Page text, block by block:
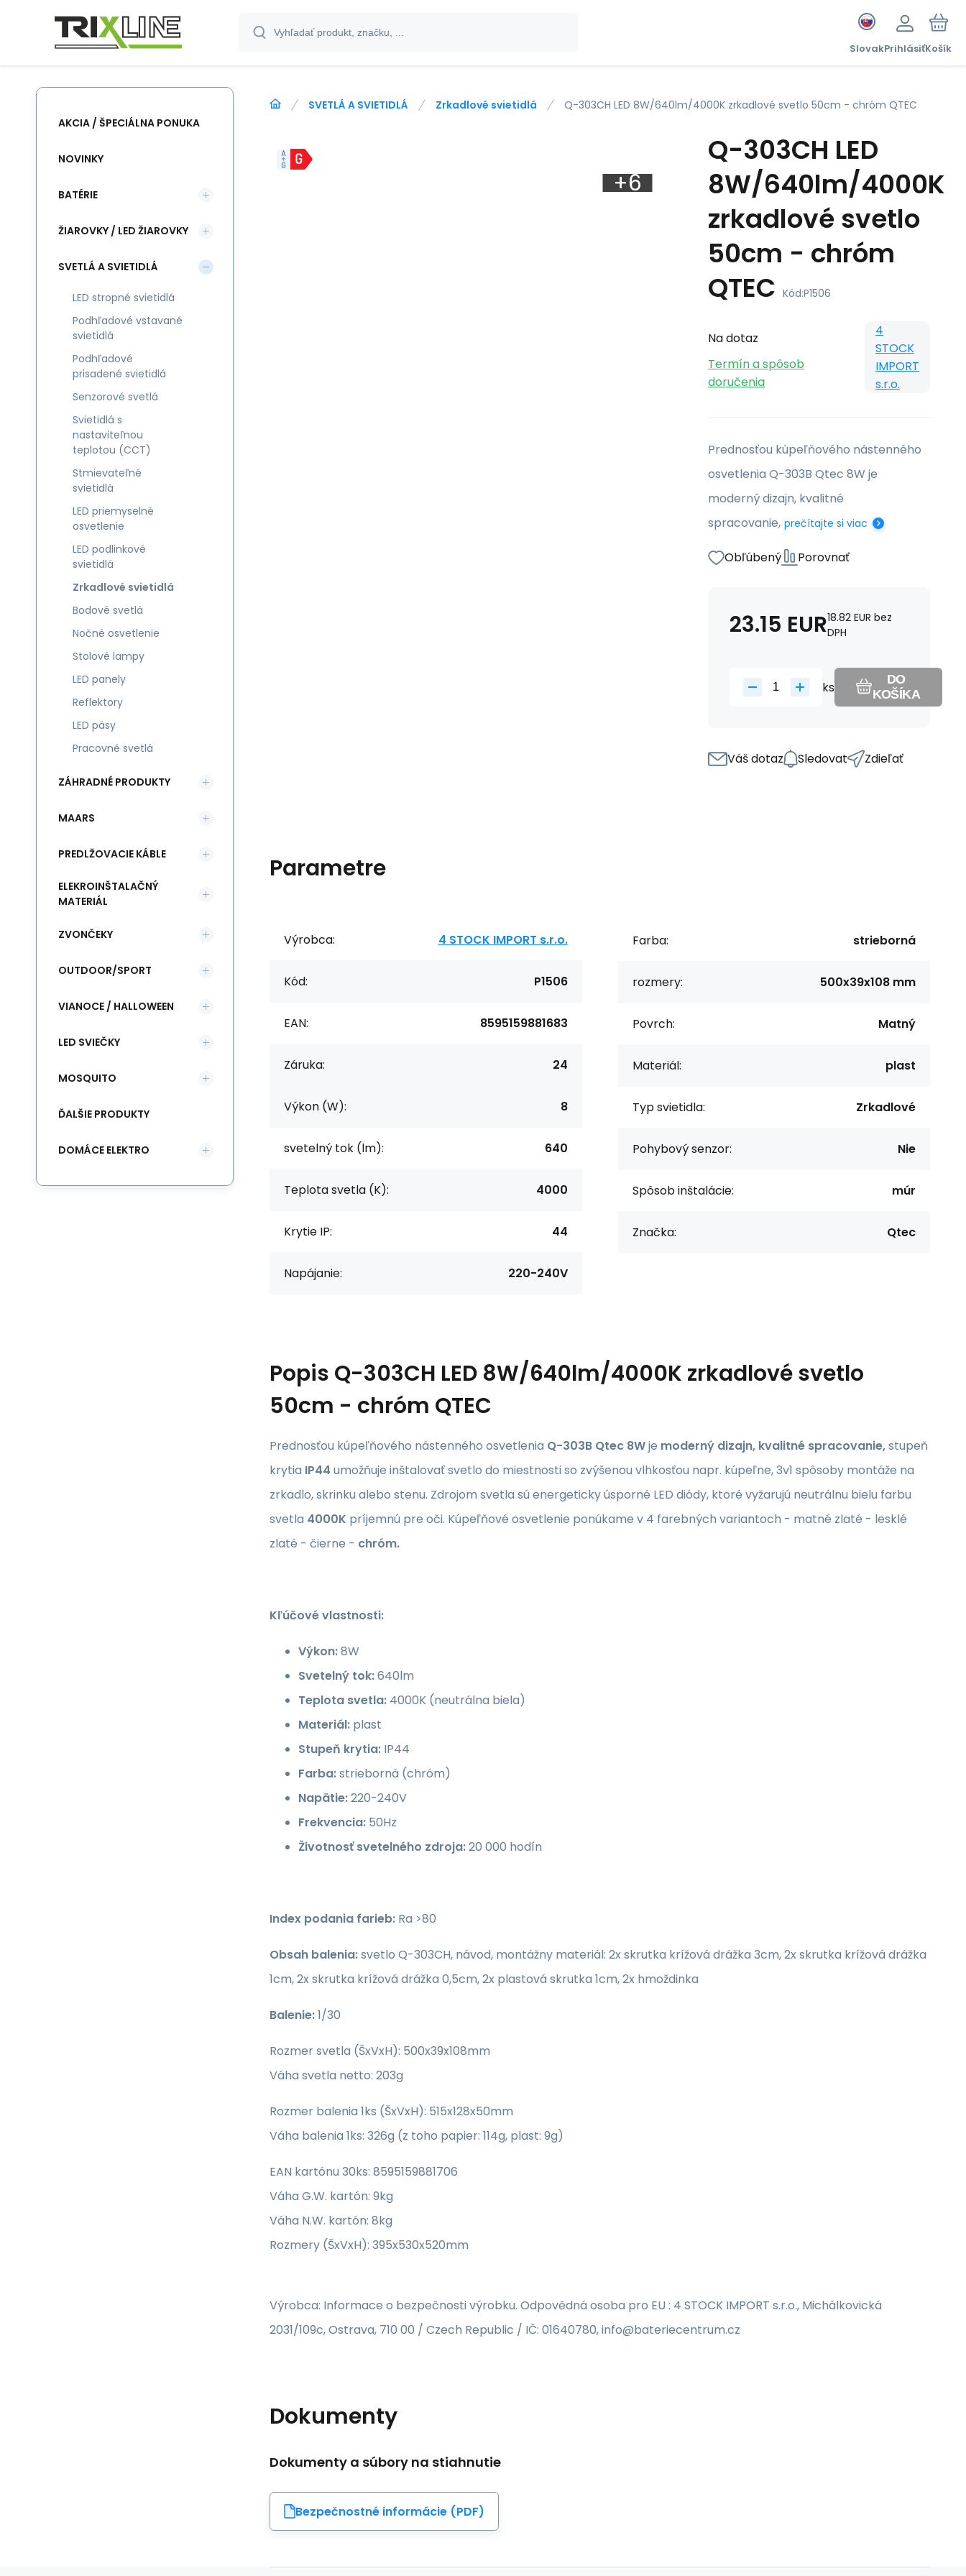
SlovakPrihlásiťKošík
SVETLÁ A SVIETIDLÁ Zrkadlové svietidlá Q-303CH LED 8W/640lm/4000K zrkadlové svetlo 50cm - chróm QTEC
Q-303CH LED
8W/640lm/4000K
zrkadlové svetlo
50cm - chróm
QTEC Kód:P1506
Na dotaz
Termín a spôsob
doručenia
4
STOCK
IMPORT
s.r.o.
Prednosťou kúpeľňového nástenného
osvetlenia Q-303B Qtec 8W je
moderný dizajn, kvalitné
spracovanie, prečítajte si viac
Obľúbený Porovnať
23.15 EUR18.82 EUR bez
DPH
ks
DO
KOŠÍKA
Váš dotaz Sledovat Zdieľať
Parametre
Výrobca: 4 STOCK IMPORT s.r.o.
Kód: P1506
EAN: 8595159881683
Záruka: 24
Výkon (W): 8
svetelný tok (lm): 640
Teplota svetla (K): 4000
Krytie IP: 44
Napájanie: 220-240V
Farba: strieborná
rozmery: 500x39x108 mm
Povrch: Matný
Materiál: plast
Typ svietidla: Zrkadlové
Pohybový senzor: Nie
Spôsob inštalácie: múr
Značka: Qtec
Popis Q-303CH LED 8W/640lm/4000K zrkadlové svetlo
50cm - chróm QTEC
Prednosťou kúpeľňového nástenného osvetlenia Q-303B Qtec 8Wje moderný dizajn, kvalitné spracovanie,stupeň
krytia IP44 umožňuje inštalovať svetlo do miestnosti so zvýšenou vlhkosťou napr. kúpeľne, 3v1 spôsoby montáže na
zrkadlo, skrinku alebo stenu. Zdrojom svetla sú energeticky úsporné LED diódy, ktoré vyžarujú neutrálnu bielu farbu
svetla 4000K príjemnú pre oči. Kúpeľňové osvetlenie ponúkame v 4 farebných variantoch - matné zlaté - lesklé
zlaté - čierne - chróm.
Kľúčové vlastnosti:
Výkon:8W
Svetelný tok:640lm
Teplota svetla: 4000K (neutrálna biela)
Materiál: plast
Stupeň krytia: IP44
Farba:strieborná (chróm)
Napätie:220-240V
Frekvencia: 50Hz
Životnosť svetelného zdroja:20 000 hodín
Index podania farieb: Ra >80
Obsah balenia:svetlo Q-303CH, návod, montážny materiál: 2x skrutka krížová drážka 3cm, 2x skrutka krížová drážka
1cm, 2x skrutka krížová drážka 0,5cm, 2x plastová skrutka 1cm, 2x hmoždinka
Balenie:1/30
Rozmer svetla (ŠxVxH): 500x39x108mm
Váha svetla netto: 203g
Rozmer balenia 1ks (ŠxVxH): 515x128x50mm
Váha balenia 1ks: 326g (z toho papier: 114g, plast: 9g)
EAN kartónu 30ks: 8595159881706
Váha G.W. kartón: 9kg
Váha N.W. kartón: 8kg
Rozmery (ŠxVxH): 395x530x520mm
Výrobca: Informace o bezpečnosti výrobku. Odpovědná osoba pro EU : 4 STOCK IMPORT s.r.o., Michálkovická
2031/109c, Ostrava, 710 00 / Czech Republic / IČ: 01640780, info@bateriecentrum.cz
Dokumenty
Dokumenty a súbory na stiahnutie
Bezpečnostné informácie (PDF)
AKCIA / ŠPECIÁLNA PONUKA
NOVINKY
BATÉRIE
ŽIAROVKY / LED ŽIAROVKY
SVETLÁ A SVIETIDLÁ
LED stropné svietidlá
Podhľadové vstavané
svietidlá
Podhľadové
prisadené svietidlá
Senzorové svetlá
Svietidlá s
nastaviteľnou
teplotou (CCT)
Stmievateľné
svietidlá
LED priemyselné
osvetlenie
LED podlinkové
svietidlá
Zrkadlové svietidlá
Bodové svetlá
Nočné osvetlenie
Stolové lampy
LED panely
Reflektory
LED pásy
Pracovné svetlá
ZÁHRADNÉ PRODUKTY
MAARS
PREDLŽOVACIE KÁBLE
ELEKROINŠTALAČNÝ
MATERIÁL
ZVONČEKY
OUTDOOR/SPORT
VIANOCE / HALLOWEEN
LED SVIEČKY
MOSQUITO
ĎALŠIE PRODUKTY
DOMÁCE ELEKTRO